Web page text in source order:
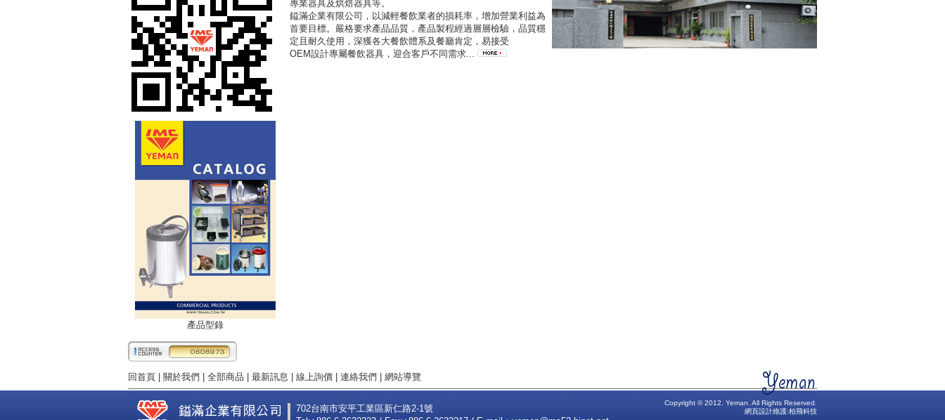
產品型錄
專業器具及烘焙器具等。
鎰滿企業有限公司，以減輕餐飲業者的損耗率，增加營業利益為
首要目標。嚴格要求產品品質，產品製程經過層層檢驗，品質穩
定且耐久使用，深獲各大餐飲體系及餐廳肯定，易接受
OEM設計專屬餐飲器具，迎合客戶不同需求...
回首頁 | 關於我們 | 全部商品 | 最新訊息 | 線上詢價 | 連絡我們 | 網站導覽
702台南市安平工業區新仁路2-1號
Copyright © 2012. Yeman. All Rights Reserved.
網頁設計維護:柏飛科技